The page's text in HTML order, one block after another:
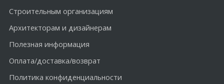
Строительным организациям
Архитекторам и дизайнерам
Полезная информация
Оплата/доставка/возврат
Политика конфиденциальности